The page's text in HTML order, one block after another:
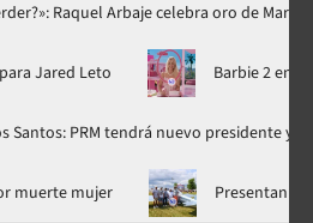
celebra oro de Marileidy Paulino
para Jared Leto
tendrá nuevo presidente y secretario
por muerte mujer